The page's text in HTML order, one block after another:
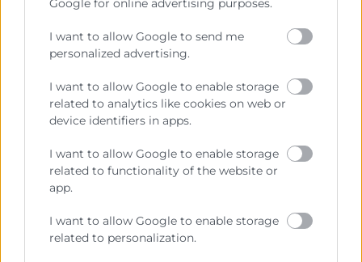
I want to allow Google to send me
personalized advertising.
I want to allow Google to enable storage
related to analytics like cookies on web or
device identifiers in apps.
I want to allow Google to enable storage
related to functionality of the website or
app.
I want to allow Google to enable storage
related to personalization.
Perfil del contratante
Transparencia
Precio mesa citricos
Fondos Estructurales
Canal de Denuncia